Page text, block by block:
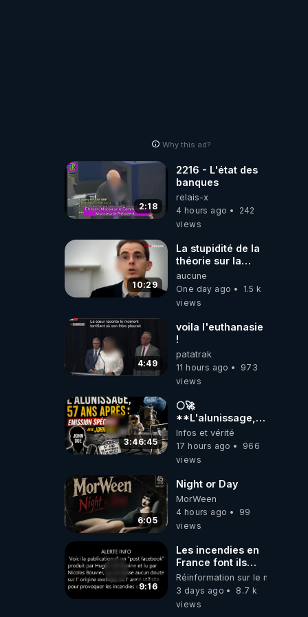
Why this ad?
2:18
2216 - L'état des
banques
relais-x
4 hours ago
242
views
10:29
La stupidité de la
théorie sur la
responsabilité de
l’homme
concernant le
carbone.
aucune
One day ago
1.5 k
views
4:49
voila l'euthanasie
!
patatrak
11 hours ago
973
views
3:46:45
🌕🚀
**L'alunissage,
57 ans après :
Émission spéciale
avec John Doe
Infos et vérité
17 hours ago
966
views
6:05
Night or Day
MorWeen
4 hours ago
99
views
9:16
Les incendies en
France font ils
partie d' un plan
qui aurait débuté
le 11 septembre
Réinformation sur le monde
3 days ago
8.7 k
views